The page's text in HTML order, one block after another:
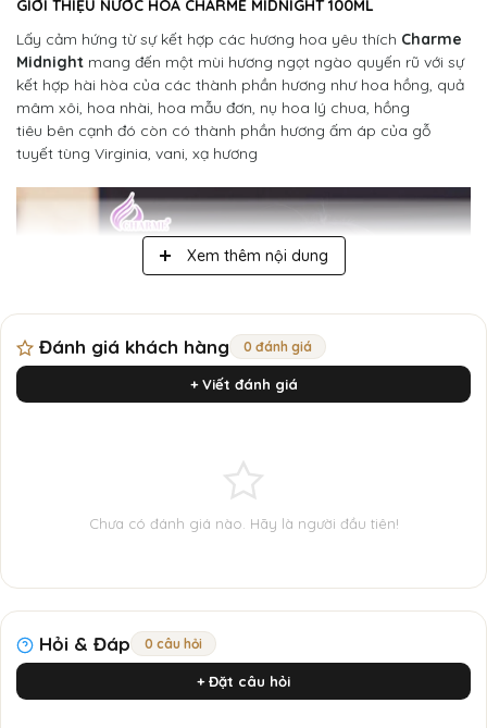
GIỚI THIỆU NƯỚC HOA CHARME MIDNIGHT 100ML
Lấy cảm hứng từ sự kết hợp các hương hoa yêu thích Charme
Midnight mang đến một mùi hương ngọt ngào quyến rũ với sự
kết hợp hài hòa của các thành phần hương như hoa hồng, quả
mâm xôi, hoa nhài, hoa mẫu đơn, nụ hoa lý chua, hồng
tiêu bên cạnh đó còn có thành phần hương ấm áp của gỗ
tuyết tùng Virginia, vani, xạ hương
Charme Midnight 100ml
Mẫu chai được thiết kế với tông màu đen huyền bí cùng những
Xem thêm nội dung
Đánh giá khách hàng 0 đánh giá
+ Viết đánh giá
Chưa có đánh giá nào. Hãy là người đầu tiên!
Hỏi & Đáp 0 câu hỏi
+ Đặt câu hỏi